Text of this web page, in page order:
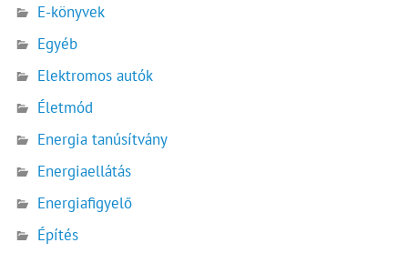
E-könyvek
Egyéb
Elektromos autók
Életmód
Energia tanúsítvány
Energiaellátás
Energiafigyelő
Építés